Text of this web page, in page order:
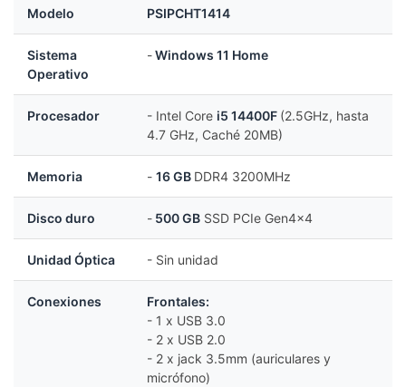
Modelo PSIPCHT1414
Sistema
Operativo
-Windows 11 Home
Procesador - Intel Core i5 14400F (2.5GHz, hasta
4.7 GHz, Caché 20MB)
Memoria - 16 GB DDR4 3200MHz
Disco duro - 500 GB SSD PCIe Gen4x4
Unidad Óptica - Sin unidad
Conexiones
Frontales:
- 1 x USB 3.0
- 2 x USB 2.0
- 2 x jack 3.5mm (auriculares y
micrófono)